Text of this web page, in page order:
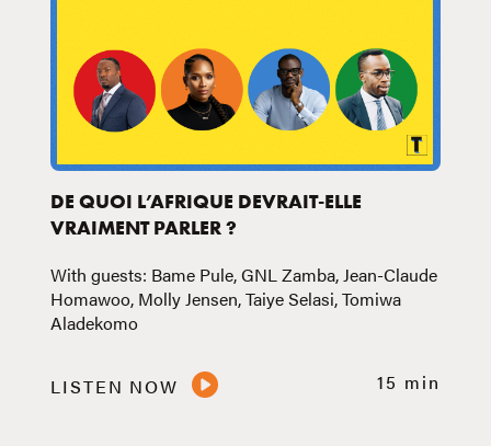
DE QUOI L’AFRIQUE DEVRAIT-ELLE
VRAIMENT PARLER ?
With guests: Bame Pule, GNL Zamba, Jean-Claude
Homawoo, Molly Jensen, Taiye Selasi, Tomiwa
Aladekomo
LISTEN NOW 15 min